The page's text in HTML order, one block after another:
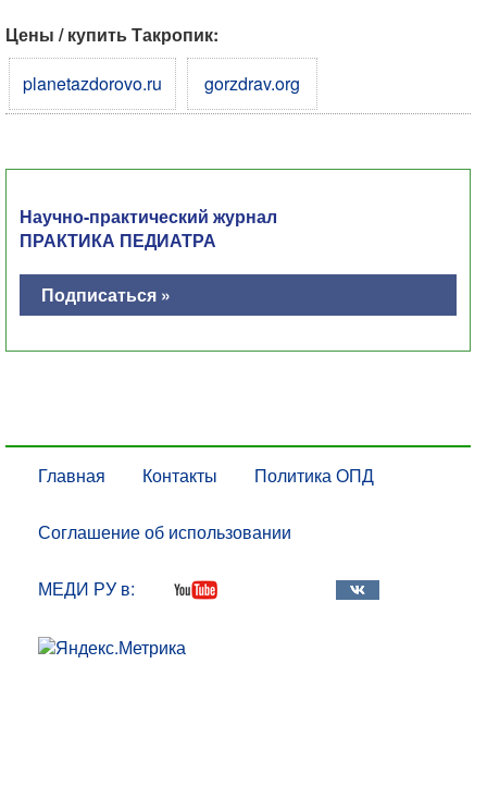
Цены / купить Такропик:
planetazdorovo.ru
gorzdrav.org
Научно-практический журнал
ПРАКТИКА ПЕДИАТРА
Подписаться »
Главная Контакты Политика ОПД
Соглашение об использовании
МЕДИ РУ в: